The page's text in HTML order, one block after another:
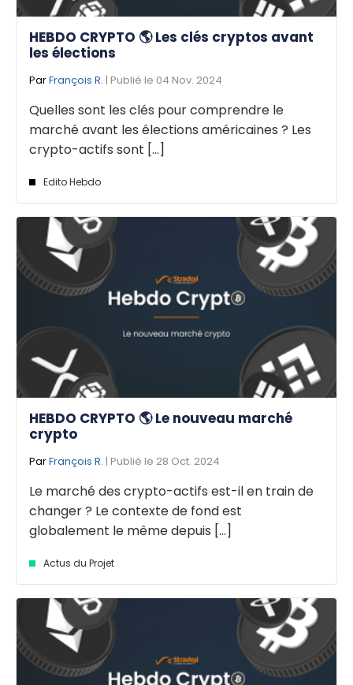
HEBDO CRYPTO 🌎 Les clés cryptos avant
les élections
ParFrançois R. | Publié le 04 Nov. 2024
Quelles sont les clés pour comprendre le
marché avant les élections américaines ? Les
crypto-actifs sont [...]
Edito Hebdo
HEBDO CRYPTO 🌎 Le nouveau marché
crypto
ParFrançois R. | Publié le 28 Oct. 2024
Le marché des crypto-actifs est-il en train de
changer ? Le contexte de fond est
globalement le même depuis [...]
Actus du Projet